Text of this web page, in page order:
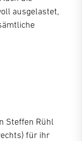
ausgelastet,
Steffen Rühl
für ihr